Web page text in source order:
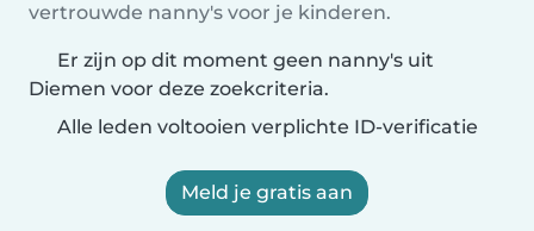
vertrouwde nanny's voor je kinderen.
Er zijn op dit moment geen nanny's uit
Diemen voor deze zoekcriteria.
Alle leden voltooien verplichte ID-verificatie
Meld je gratis aan